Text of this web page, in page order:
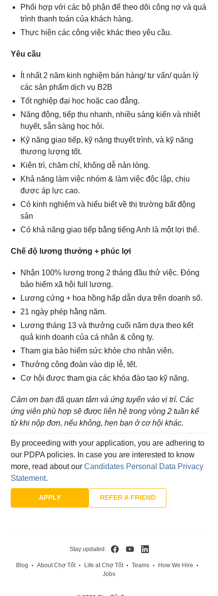
Phối hợp với các bộ phận để theo dõi công nợ và quá
trình thanh toán của khách hàng.
Thực hiện các công việc khác theo yêu cầu.
Yêu cầu
Ít nhất 2 năm kinh nghiệm bán hàng/ tư vấn/ quản lý
các sản phẩm dịch vụ B2B
Tốt nghiệp đại học hoặc cao đẳng.
Năng động, tiếp thu nhanh, nhiều sáng kiến và nhiệt
huyết, sẵn sàng học hỏi.
Kỹ năng giao tiếp, kỹ năng thuyết trình, và kỹ năng
thương lượng tốt.
Kiên trì, chăm chỉ, không dễ nản lòng.
Khả năng làm việc nhóm & làm việc độc lập, chịu
được áp lực cao.
Có kinh nghiệm và hiểu biết về thị trường bất động
sản
Có khả năng giao tiếp bằng tiếng Anh là một lợi thế.
Chế độ lương thưởng + phúc lợi
Nhận 100% lương trong 2 tháng đầu thử việc. Đóng
bảo hiểm xã hội full lương.
Lương cứng + hoa hồng hấp dẫn dựa trên doanh số.
21 ngày phép hằng năm.
Lương tháng 13 và thưởng cuối năm dựa theo kết
quả kinh doanh của cá nhân & công ty.
Tham gia bảo hiểm sức khỏe cho nhân viên.
Thưởng công đoàn vào dịp lễ, tết.
Cơ hội được tham gia các khóa đào tạo kỹ năng.
Cảm ơn bạn đã quan tâm và ứng tuyển vào vị trí. Các
ứng viên phù hợp sẽ được liên hệ trong vòng 2 tuần kể
từ khi nộp đơn, nếu không, hẹn bạn ở cơ hội khác.
By proceeding with your application, you are adhering to
our PDPA policies. In case you are interested to know
more, read about ourCandidates Personal Data Privacy
Statement.
APPLY REFER A FRIEND
Blog • About Chợ Tốt • Life at Chợ Tốt • Teams • How We Hire •
Jobs
Stay updated: